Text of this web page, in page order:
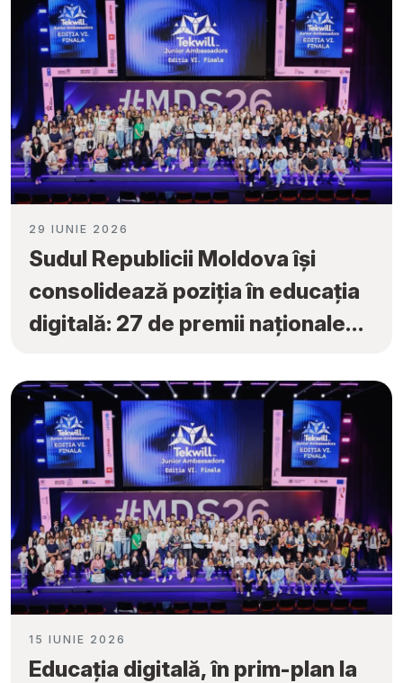
29 IUNIE 2026
Sudul Republicii Moldova își
consolidează poziția în educația
digitală: 27 de premii naționale
Ambassadors”
15 IUNIE 2026
Educația digitală, în prim-plan la